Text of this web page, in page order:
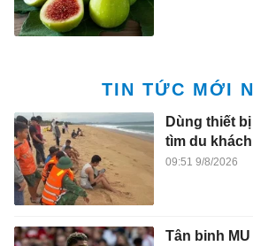
TIN TỨC MỚI
Dùng thiết
tìm du
09:51 9/8/2026
Tân binh